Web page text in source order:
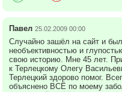
Павел 25.02.2009 00:00
Случайно зашёл на сайт и
необъективностью и
свою историю. Мне 45 лет.
к Терлецкому Олегу
Терлецкий здорово помог.
объяснено ВСЁ по моему